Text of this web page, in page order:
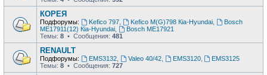
КОРЕЯ
Подфорумы: Kefico 797, Kefico M(G)798 Кia-Hyundai,
Bosch
ME17911(12) Кia-Hyundai
Bosch ME17921
Темы: 8 • Сообщения: 481
RENAULT
Подфорумы: EMS3132, Valeo 40/42, EMS3120,
EMS3125
Темы: 8 • Сообщения: 727